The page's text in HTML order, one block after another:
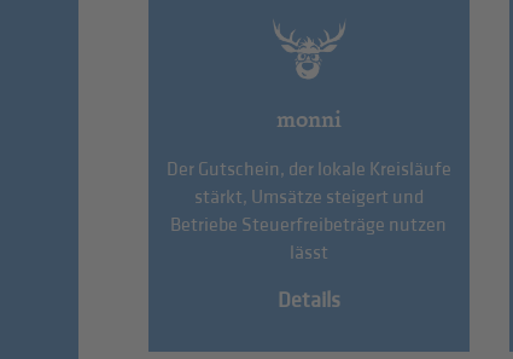
monni
Der Gutschein, der lokale Kreisläufe
stärkt, Umsätze steigert und
Betriebe Steuerfreibeträge nutzen
lässt
Details